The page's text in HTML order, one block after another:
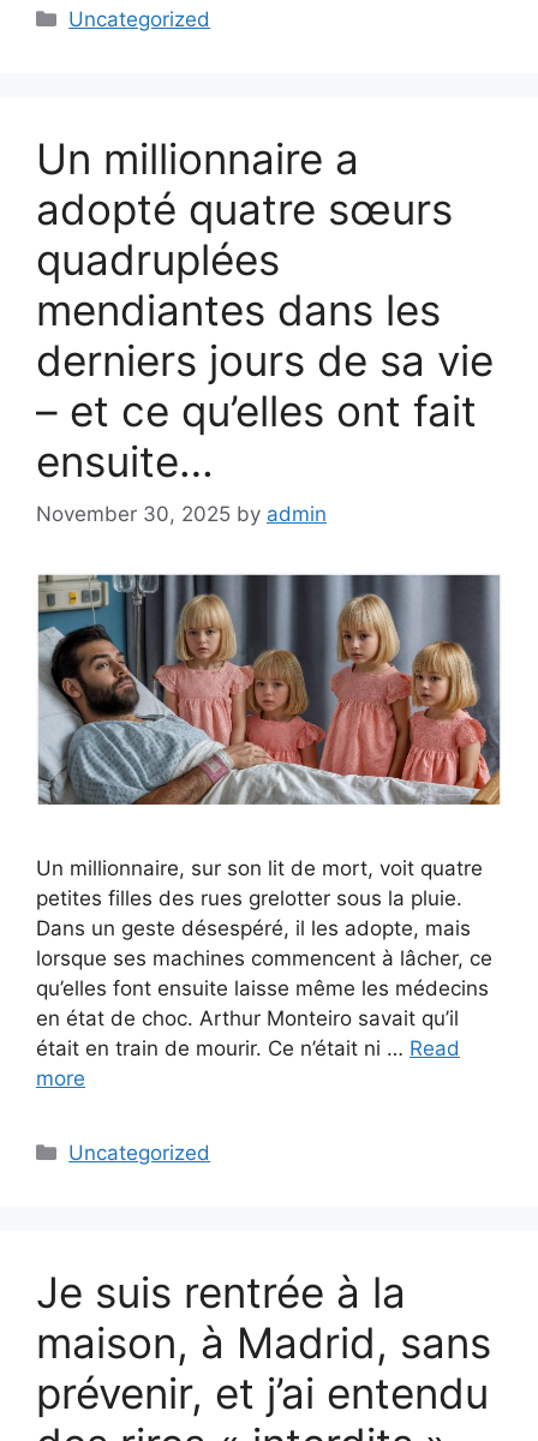
Categories
Uncategorized
Un millionnaire a
adopté quatre sœurs
quadruplées
mendiantes dans les
derniers jours de sa vie
– et ce qu’elles ont fait
ensuite…
November 30, 2025 by admin
Un millionnaire, sur son lit de mort, voit quatre
petites filles des rues grelotter sous la pluie.
Dans un geste désespéré, il les adopte, mais
lorsque ses machines commencent à lâcher, ce
qu’elles font ensuite laisse même les médecins
en état de choc. Arthur Monteiro savait qu’il
était en train de mourir. Ce n’était ni … Read
more
Categories
Uncategorized
Je suis rentrée à la
maison, à Madrid, sans
prévenir, et j’ai entendu